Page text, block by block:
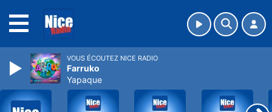
VOUS ÉCOUTEZ NICE RADIO
Farruko
Yapaque